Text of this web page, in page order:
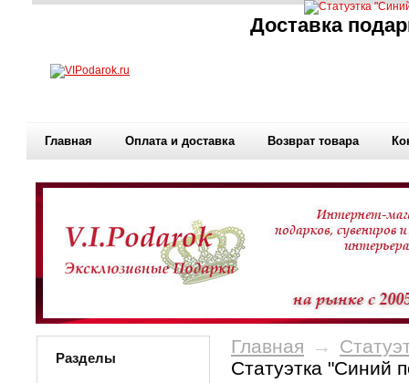
Доставка
Главная Оплата и доставка Возврат товара
Разделы
Главная →
Статуэтка "Синий